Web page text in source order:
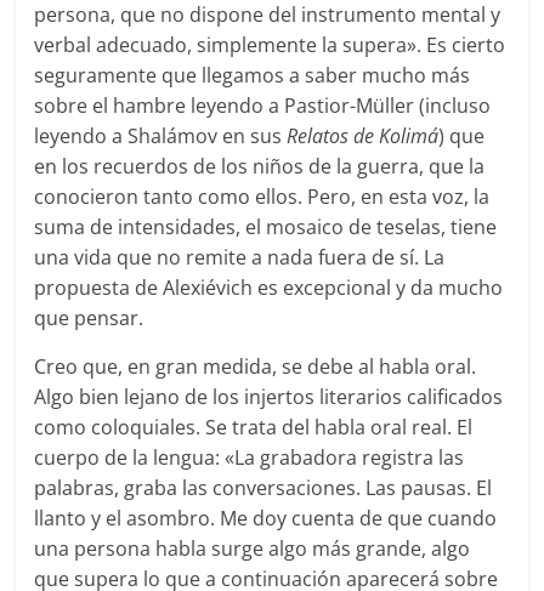
persona, que no dispone del instrumento mental y
verbal adecuado, simplemente la supera». Es cierto
seguramente que llegamos a saber mucho más
sobre el hambre leyendo a Pastior-Müller (incluso
leyendo a Shalámov en susRelatos de Kolimá) que
en los recuerdos de los niños de la guerra, que la
conocieron tanto como ellos. Pero, en esta voz, la
suma de intensidades, el mosaico de teselas, tiene
una vida que no remite a nada fuera de sí. La
propuesta de Alexiévich es excepcional y da mucho
que pensar.
Creo que, en gran medida, se debe al habla oral.
Algo bien lejano de los injertos literarios calificados
como coloquiales. Se trata del habla oral real. El
cuerpo de la lengua: «La grabadora registra las
palabras, graba las conversaciones. Las pausas. El
llanto y el asombro. Me doy cuenta de que cuando
una persona habla surge algo más grande, algo
que supera lo que a continuación aparecerá sobre